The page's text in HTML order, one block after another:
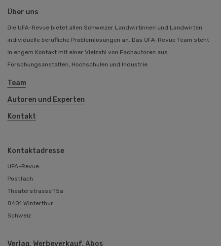
Über uns
Die UFA-Revue bietet allen Schweizer Landwirtinnen und Landwirten
individuelle berufliche Problemlösungen an. Das UFA-Revue Team steht
in engem Kontakt mit einer Vielzahl von Fachautoren aus
Forschungsanstalten, Hochschulen und Industrie.
Team
Autoren und Experten
Kontakt
Kontaktadresse
UFA-Revue
Postfach
Theaterstrasse 15a
8401 Winterthur
Schweiz
Verlag, Werbeverkauf, Abos